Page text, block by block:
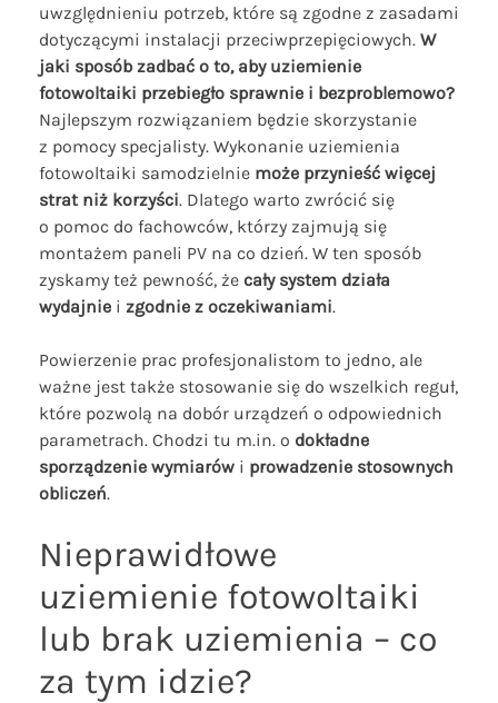
uwzględnieniu potrzeb, które są zgodne z zasadami
dotyczącymi instalacji przeciwprzepięciowych. W
jaki sposób zadbać o to, aby uziemienie
fotowoltaiki przebiegło sprawnie i bezproblemowo?
Najlepszym rozwiązaniem będzie skorzystanie
z pomocy specjalisty. Wykonanie uziemienia
fotowoltaiki samodzielnie może przynieść więcej
strat niż korzyści. Dlatego warto zwrócić się
o pomoc do fachowców, którzy zajmują się
montażem paneli PV na co dzień. W ten sposób
zyskamy też pewność, że cały system działa
wydajnie i zgodnie z oczekiwaniami.
Powierzenie prac profesjonalistom to jedno, ale
ważne jest także stosowanie się do wszelkich reguł,
które pozwolą na dobór urządzeń o odpowiednich
parametrach. Chodzi tu m.in. o dokładne
sporządzenie wymiarów i prowadzenie stosownych
obliczeń.
Nieprawidłowe
uziemienie fotowoltaiki
lub brak uziemienia – co
za tym idzie?